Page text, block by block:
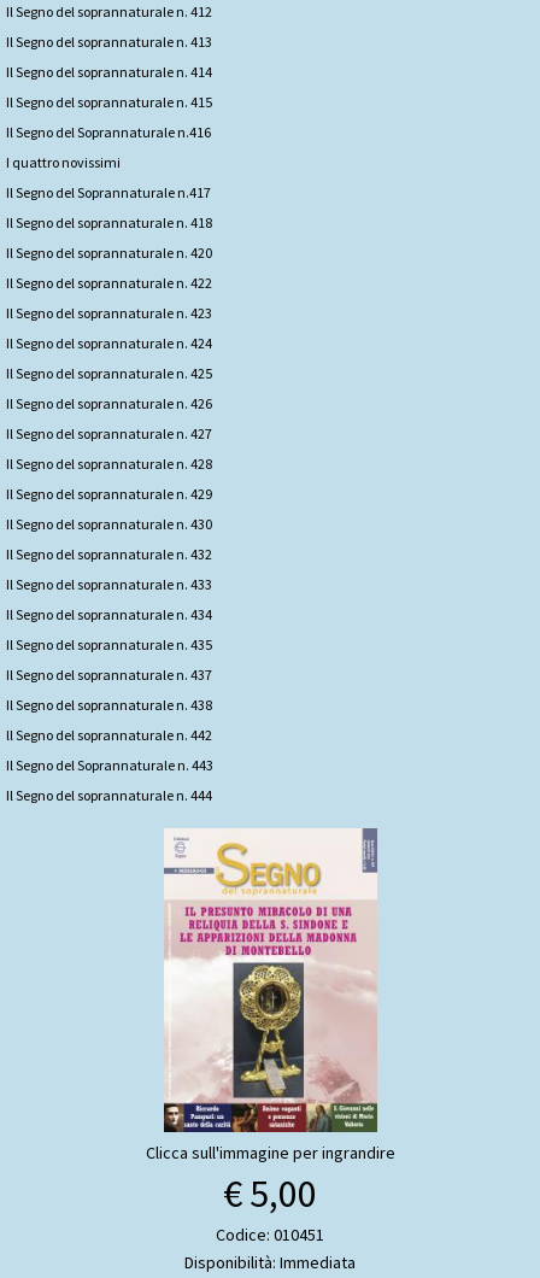
Il Segno del soprannaturale n. 412
Il Segno del soprannaturale n. 413
Il Segno del soprannaturale n. 414
Il Segno del soprannaturale n. 415
Il Segno del Soprannaturale n.416
I quattro novissimi
Il Segno del Soprannaturale n.417
Il Segno del soprannaturale n. 418
Il Segno del soprannaturale n. 420
Il Segno del soprannaturale n. 422
Il Segno del soprannaturale n. 423
Il Segno del soprannaturale n. 424
Il Segno del soprannaturale n. 425
Il Segno del soprannaturale n. 426
Il Segno del soprannaturale n. 427
Il Segno del soprannaturale n. 428
Il Segno del soprannaturale n. 429
Il Segno del soprannaturale n. 430
Il Segno del soprannaturale n. 432
Il Segno del soprannaturale n. 433
Il Segno del soprannaturale n. 434
Il Segno del soprannaturale n. 435
Il Segno del soprannaturale n. 437
Il Segno del soprannaturale n. 438
ll Segno del soprannaturale n. 442
Il Segno del Soprannaturale n. 443
Il Segno del soprannaturale n. 444
Clicca sull'immagine per ingrandire
€ 5,00
Codice: 010451
Disponibilità: Immediata